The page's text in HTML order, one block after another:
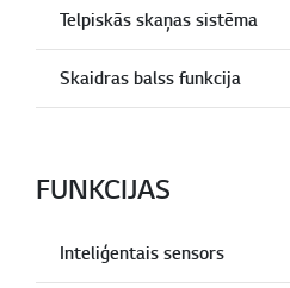
Telpiskās skaņas sistēma
Skaidras balss funkcija
FUNKCIJAS
Inteliģentais sensors